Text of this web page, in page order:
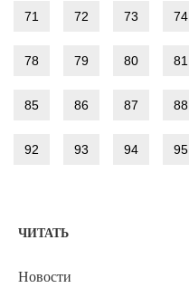
71 72 73 74
78 79 80 81
85 86 87 88
92 93 94 95
ЧИТАТЬ
Новости